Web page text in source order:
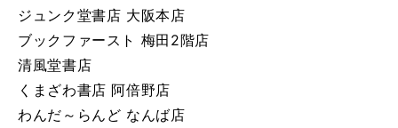
ジュンク堂書店 大阪本店
ブックファースト 梅田2階店
清風堂書店
くまざわ書店 阿倍野店
わんだ～らんど なんば店